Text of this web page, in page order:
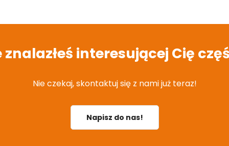
znalazłeś interesującej Cię
Nie czekaj, skontaktuj się z nami już teraz!
Napisz do nas!